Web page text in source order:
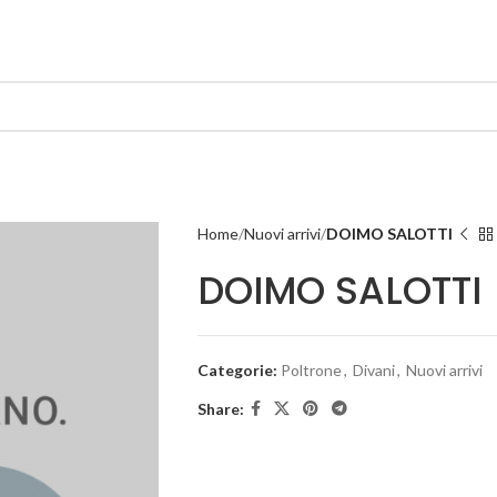
Home Nuovi arrivi DOIMO SALOTTI
DOIMO SALOTTI
Categorie: Poltrone, Divani, Nuovi arrivi
Share: